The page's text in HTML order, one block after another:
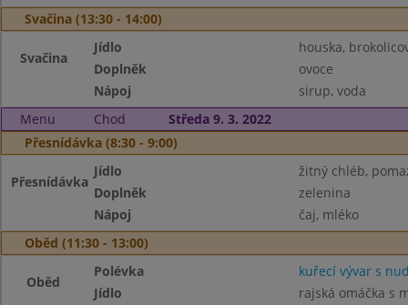
Svačina (13:30 - 14:00)
Svačina
Jídlo
houska,
Doplněk
ovoce
Nápoj
sirup, voda
Menu
Chod
Středa 9. 3. 2022
Přesnídávka (8:30 - 9:00)
Přesnídávka
Jídlo
žitný chléb,
Doplněk
zelenina
Nápoj
čaj, mléko
Oběd (11:30 - 13:00)
Oběd
Polévka
kuřecí vývar s
Jídlo
rajská omáčka s